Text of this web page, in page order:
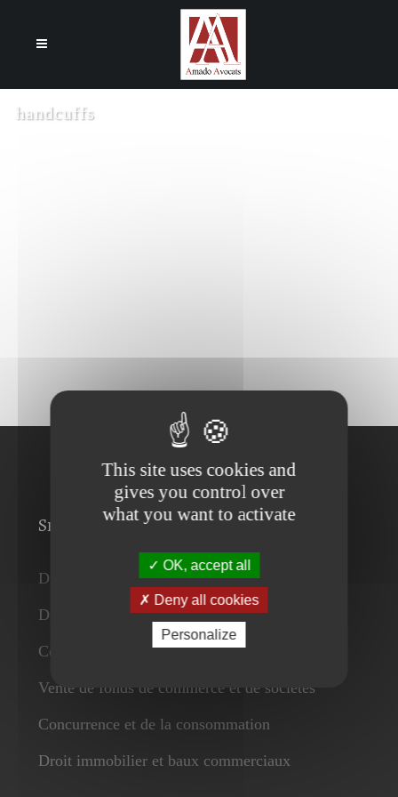
handcuffs
Services
Droit des affaires
Droit du travail
Contrats
Vente de fonds de commerce et de sociétés
Concurrence et de la consommation
Droit immobilier et baux commerciaux
This site uses cookies and
gives you control over
what you want to activate
OK, accept all
Deny all cookies
Personalize